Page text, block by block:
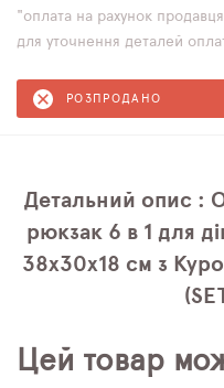
"оплата на рахунок
для уточнення деталей
РОЗПРОДАНО
Детальний опис :
рюкзак 6 в 1 для
38х30х18 см з
Цей товар